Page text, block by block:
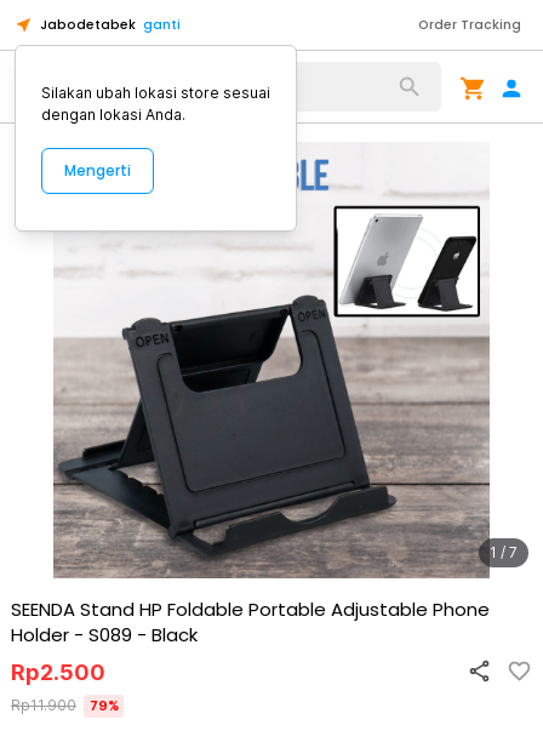
Jabodetabek ganti Order Tracking
Alat Kopi
1 / 7
SEENDA Stand HP Foldable Portable Adjustable Phone
Holder - S089 - Black
Rp2.500
Rp11.900 79%
Silakan ubah lokasi store sesuai
dengan lokasi Anda.
Mengerti